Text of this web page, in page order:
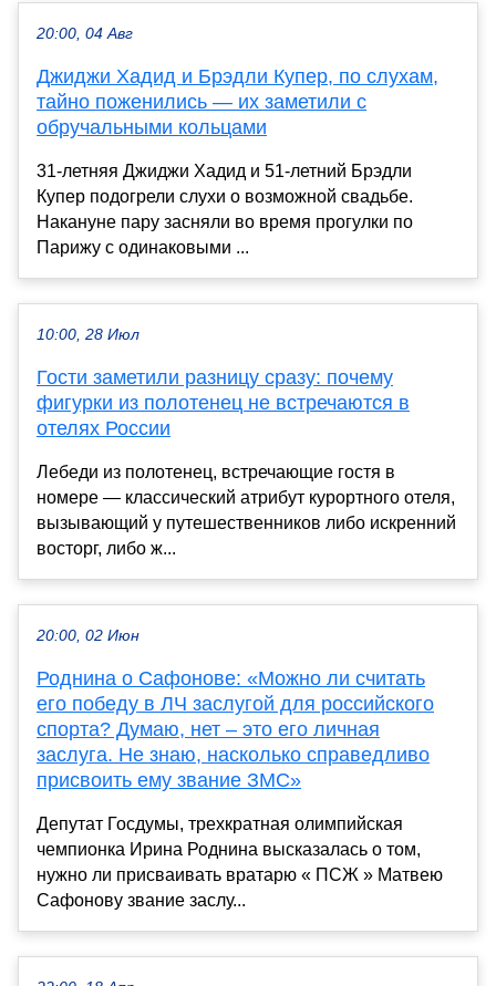
20:00, 04 Авг
Джиджи Хадид и Брэдли Купер, по слухам,
тайно поженились — их заметили с
обручальными кольцами
31-летняя Джиджи Хадид и 51-летний Брэдли
Купер подогрели слухи о возможной свадьбе.
Накануне пару засняли во время прогулки по
Парижу с одинаковыми ...
10:00, 28 Июл
Гости заметили разницу сразу: почему
фигурки из полотенец не встречаются в
отелях России
Лебеди из полотенец, встречающие гостя в
номере — классический атрибут курортного отеля,
вызывающий у путешественников либо искренний
восторг, либо ж...
20:00, 02 Июн
Роднина о Сафонове: «Можно ли считать
его победу в ЛЧ заслугой для российского
спорта? Думаю, нет – это его личная
заслуга. Не знаю, насколько справедливо
присвоить ему звание ЗМС»
Депутат Госдумы, трехкратная олимпийская
чемпионка Ирина Роднина высказалась о том,
нужно ли присваивать вратарю « ПСЖ » Матвею
Сафонову звание заслу...